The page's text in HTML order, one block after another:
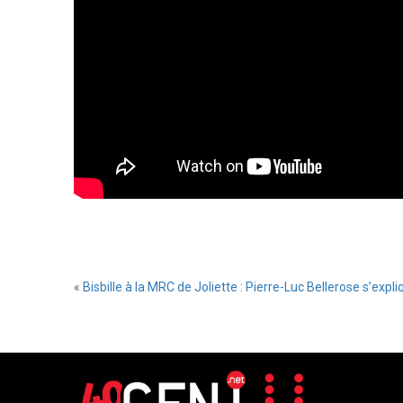
« Bisbille à la MRC de Joliette : Pierre-Luc Bellerose